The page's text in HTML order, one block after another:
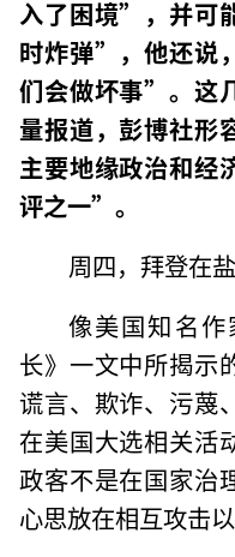
入了困境”，并可
时炸弹”，他还说
们会做坏事”。这
量报道，彭博社形
主要地缘政治和经
评之一”。
周四，拜登在盐
像美国知名
长》一文中所揭示
谎言、欺诈、污蔑
在美国大选相关活
政客不是在国家治
心思放在相互攻击